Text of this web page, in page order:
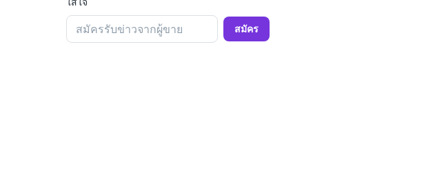
สมัครรับข่าวจากผู้ขาย สมัคร